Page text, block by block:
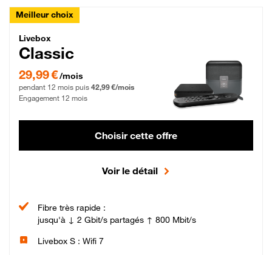
Meilleur choix
Livebox Classic Fibre
Livebox
Classic
29,99 € par mois pendant 12 mois puis 42,99 € par mois, Engagement 12 mois
29,99 €/mois
pendant 12 mois puis 42,99 €/mois
Engagement 12 mois
Choisir cette offre
Voir le détail
Fibre très rapide :
jusqu'à ↓ 2 Gbit/s partagés ↑ 800 Mbit/s
Livebox S : Wifi 7